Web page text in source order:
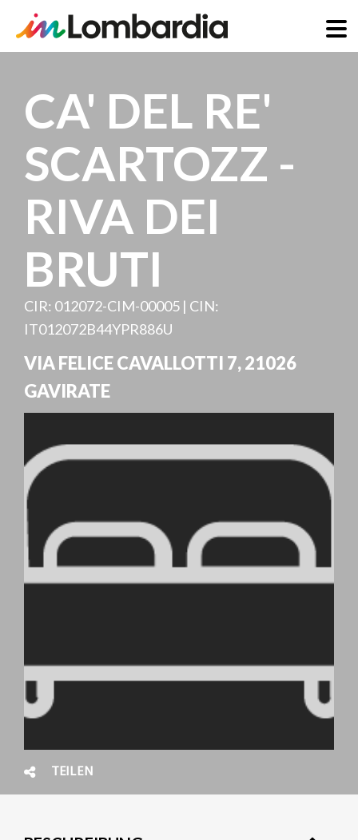
InhaltCA' DEL RE'
SCARTOZZ -
RIVA DEI
BRUTI
CIR: 012072-CIM-00005 | CIN:
IT012072B44YPR886U
VIA FELICE CAVALLOTTI 7,21026
GAVIRATE
TEILEN